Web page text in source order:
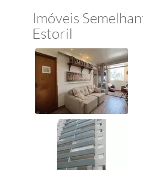
Imóveis
Estoril